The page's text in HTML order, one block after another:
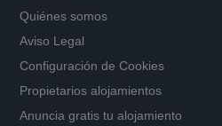
Quiénes somos
Aviso Legal
Configuración de Cookies
Propietarios alojamientos
Anuncia gratis tu alojamiento